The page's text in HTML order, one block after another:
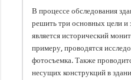
В процессе обследования
решить три основных цели и
является исторический
примеру, проводятся
фотосъемка. Также
несущих конструкций в